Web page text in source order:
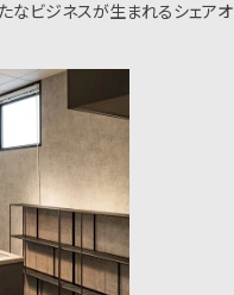
なビジネスが生まれるシェアオ